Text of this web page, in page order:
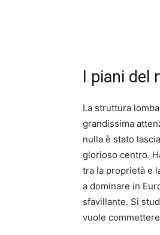
I piani del
La struttura
grandissima
nulla è stato
glorioso centro.
tra la proprietà e
a dominare in
sfavillante. Si
vuole